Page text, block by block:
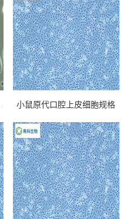
小鼠原代口腔上皮细胞规格